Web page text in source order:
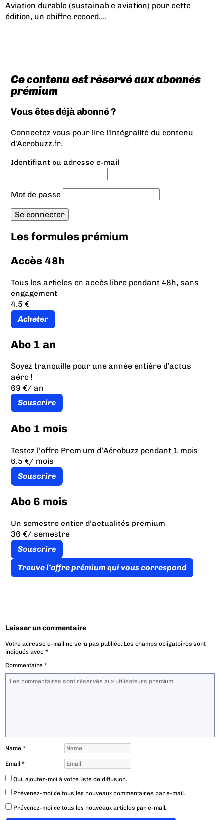
Aviation durable (sustainable aviation) pour cette
édition, un chiffre record....
Ce contenu est réservé aux abonnés
prémium
Vous êtes déjà abonné ?
Connectez vous pour lire l'intégralité du contenu
d'Aerobuzz.fr.
Identifiant ou adresse e-mail
Mot de passe
Les formules prémium
Accès 48h
Tous les articles en accès libre pendant 48h, sans
engagement
4.5 €
Acheter
Abo 1 an
Soyez tranquille pour une année entière d’actus
aéro !
69 €/ an
Souscrire
Abo 1 mois
Testez l’offre Premium d’Aérobuzz pendant 1 mois
6.5 €/ mois
Souscrire
Abo 6 mois
Un semestre entier d’actualités premium
36 €/ semestre
Souscrire
Trouve l’offre prémium qui vous correspond
Laisser un commentaire
Votre adresse e-mail ne sera pas publiée. Les champs obligatoires sont
indiqués avec*
Commentaire*
Name*
Email*
Oui, ajoutez-moi à votre liste de diffusion.
Prévenez-moi de tous les nouveaux commentaires par e-mail.
Prévenez-moi de tous les nouveaux articles par e-mail.